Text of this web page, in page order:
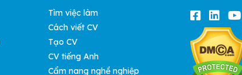
Tìm việc làm
Cách viết CV
Tạo CV
CV tiếng Anh
Cẩm nang nghề nghiệp